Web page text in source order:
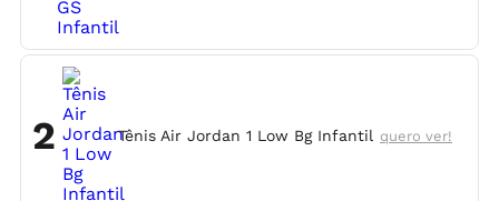
2 Tênis Air Jordan 1 Low Bg Infantil quero ver!